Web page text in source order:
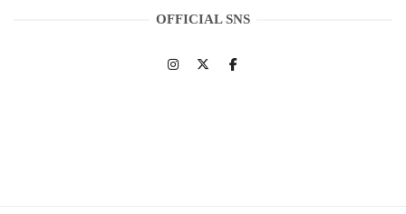
OFFICIAL SNS